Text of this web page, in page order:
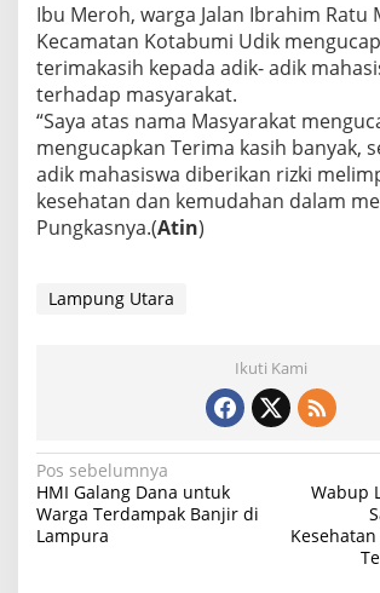
Ibu Meroh, warga Jalan Ibrahim Ratu
Kecamatan Kotabumi Udik
terimakasih kepada adik- adik
terhadap masyarakat.
“Saya atas nama Masyarakat
mengucapkan Terima kasih banyak,
adik mahasiswa diberikan rizki
kesehatan dan kemudahan dalam
Pungkasnya.(Atin)
Lampung Utara
Ikuti Kami
N
a
v
Pos sebelumnya
HMI Galang Dana untuk
Warga Terdampak Banjir di
Lampura
Wabup